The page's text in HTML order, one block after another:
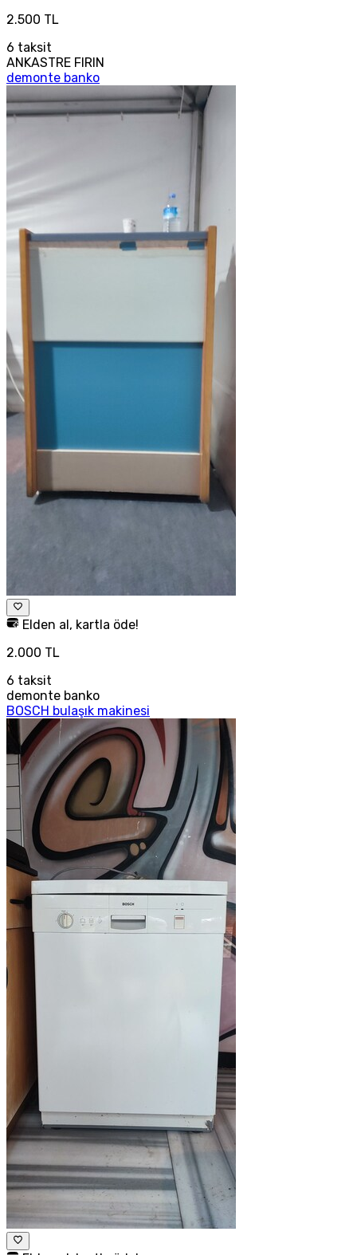
2.500 TL
6 taksit
ANKASTRE FIRIN
demonte banko
Elden al, kartla öde!
2.000 TL
6 taksit
demonte banko
BOSCH bulaşık makinesi